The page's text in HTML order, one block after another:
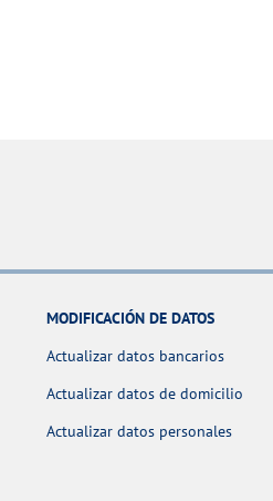
MODIFICACIÓN DE DATOS
Actualizar datos bancarios
Actualizar datos de domicilio
Actualizar datos personales